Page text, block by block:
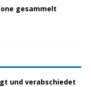
gesammelt
und verabschiedet